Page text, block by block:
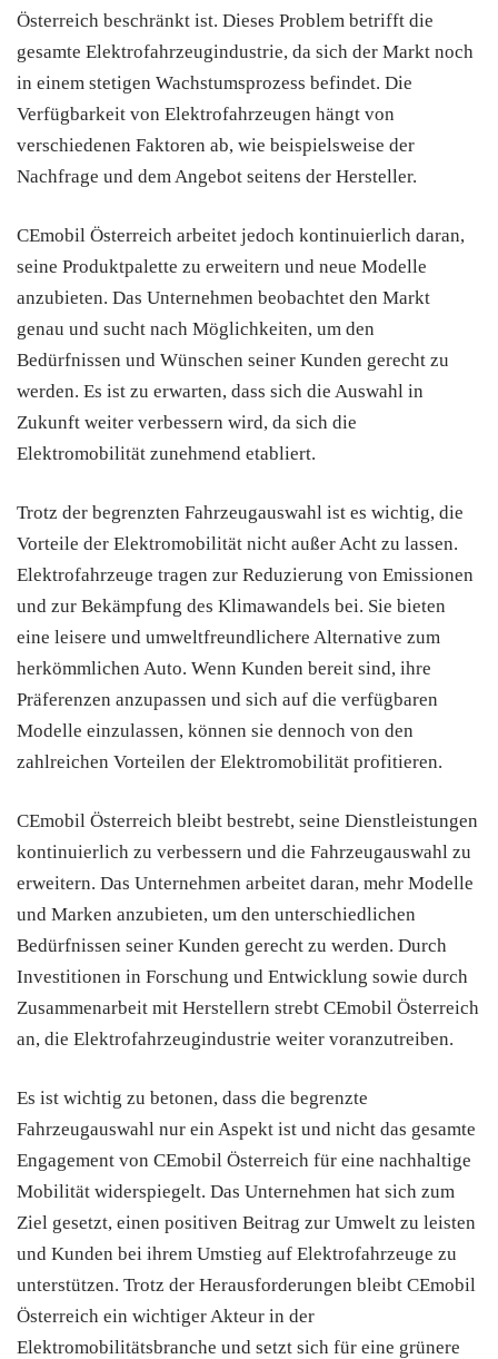
Österreich beschränkt ist. Dieses Problem betrifft die
gesamte Elektrofahrzeugindustrie, da sich der Markt noch
in einem stetigen Wachstumsprozess befindet. Die
Verfügbarkeit von Elektrofahrzeugen hängt von
verschiedenen Faktoren ab, wie beispielsweise der
Nachfrage und dem Angebot seitens der Hersteller.
CEmobil Österreich arbeitet jedoch kontinuierlich daran,
seine Produktpalette zu erweitern und neue Modelle
anzubieten. Das Unternehmen beobachtet den Markt
genau und sucht nach Möglichkeiten, um den
Bedürfnissen und Wünschen seiner Kunden gerecht zu
werden. Es ist zu erwarten, dass sich die Auswahl in
Zukunft weiter verbessern wird, da sich die
Elektromobilität zunehmend etabliert.
Trotz der begrenzten Fahrzeugauswahl ist es wichtig, die
Vorteile der Elektromobilität nicht außer Acht zu lassen.
Elektrofahrzeuge tragen zur Reduzierung von Emissionen
und zur Bekämpfung des Klimawandels bei. Sie bieten
eine leisere und umweltfreundlichere Alternative zum
herkömmlichen Auto. Wenn Kunden bereit sind, ihre
Präferenzen anzupassen und sich auf die verfügbaren
Modelle einzulassen, können sie dennoch von den
zahlreichen Vorteilen der Elektromobilität profitieren.
CEmobil Österreich bleibt bestrebt, seine Dienstleistungen
kontinuierlich zu verbessern und die Fahrzeugauswahl zu
erweitern. Das Unternehmen arbeitet daran, mehr Modelle
und Marken anzubieten, um den unterschiedlichen
Bedürfnissen seiner Kunden gerecht zu werden. Durch
Investitionen in Forschung und Entwicklung sowie durch
Zusammenarbeit mit Herstellern strebt CEmobil Österreich
an, die Elektrofahrzeugindustrie weiter voranzutreiben.
Es ist wichtig zu betonen, dass die begrenzte
Fahrzeugauswahl nur ein Aspekt ist und nicht das gesamte
Engagement von CEmobil Österreich für eine nachhaltige
Mobilität widerspiegelt. Das Unternehmen hat sich zum
Ziel gesetzt, einen positiven Beitrag zur Umwelt zu leisten
und Kunden bei ihrem Umstieg auf Elektrofahrzeuge zu
unterstützen. Trotz der Herausforderungen bleibt CEmobil
Österreich ein wichtiger Akteur in der
Elektromobilitätsbranche und setzt sich für eine grünere